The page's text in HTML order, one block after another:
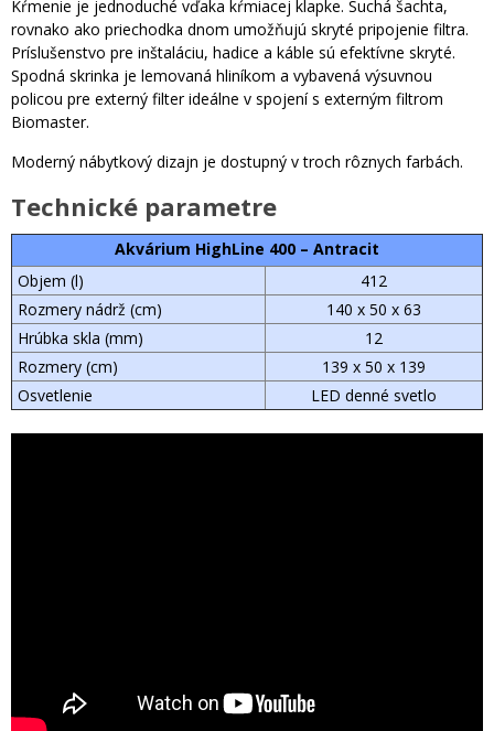
Kŕmenie je jednoduché vďaka kŕmiacej klapke. Suchá šachta,
rovnako ako priechodka dnom umožňujú skryté pripojenie filtra.
Príslušenstvo pre inštaláciu, hadice a káble sú efektívne skryté.
Spodná skrinka je lemovaná hliníkom a vybavená výsuvnou
policou pre externý filter ideálne v spojení s externým filtrom
Biomaster.
Moderný nábytkový dizajn je dostupný v troch rôznych farbách.
Technické parametre
Akvárium HighLine 400 – Antracit
Objem (l)
412
Rozmery nádrž (cm)
140 x 50 x 63
Hrúbka skla (mm)
12
Rozmery (cm)
139 x 50 x 139
Osvetlenie
LED denné svetlo